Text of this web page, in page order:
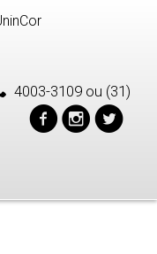
4003-3109 ou (31)